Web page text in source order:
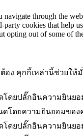
through the
cookies that help
opting out of some of
ต้อง คุกกี้เหล่านี้ช่ว
ดยปลั๊กอินความยินยอ
โดยความยินยอมของ
ดยปลั๊กอินความยินยอ